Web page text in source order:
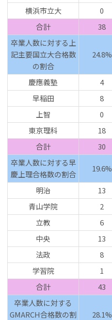
横浜市立大
0
合計
38
卒業人数に対する上
記主要国立大合格数
の割合
24.8%
慶應義塾 4
早稲田
8
上智
0
東京理科
18
合計
30
卒業人数に対する早
慶上理合格数の割合
19.6%
明治 13
青山学院
2
立教
6
中央
13
法政
8
学習院
1
合計
43
卒業人数に対する
GMARCH合格数の割
28.1%